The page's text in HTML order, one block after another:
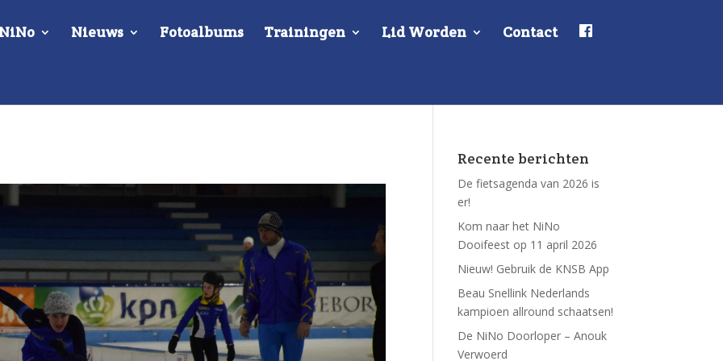
Nieuws Fotoalbums Trainingen Lid Worden Contact
k
Recente berichten
De fietsagenda van 2026 is
er!
Kom naar het NiNo
Dooifeest op 11 april 2026
Nieuw! Gebruik de KNSB App
Beau Snellink Nederlands
kampioen allround schaatsen!
De NiNo Doorloper – Anouk
Verwoerd